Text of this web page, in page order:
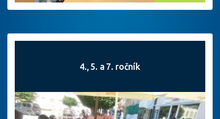
4., 5. a 7. ročník